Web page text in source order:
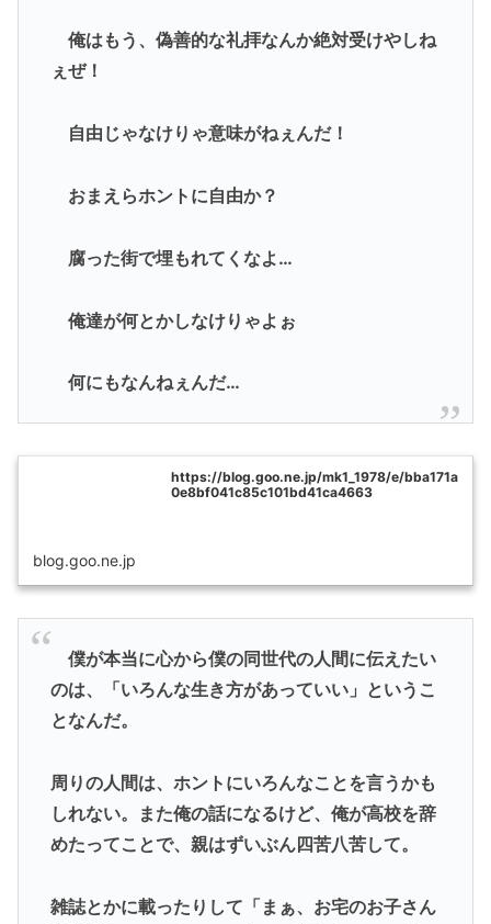
俺はもう、偽善的な礼拝なんか絶対受けやしね
ぇぜ！
自由じゃなけりゃ意味がねぇんだ！
おまえらホントに自由か？
腐った街で埋もれてくなよ…
俺達が何とかしなけりゃよぉ
何にもなんねぇんだ…
https://blog.goo.ne.jp/mk1_1978/e/bba171a
0e8bf041c85c101bd41ca4663
blog.goo.ne.jp
僕が本当に心から僕の同世代の人間に伝えたい
のは、「いろんな生き方があっていい」というこ
となんだ。
周りの人間は、ホントにいろんなことを言うかも
しれない。また俺の話になるけど、俺が高校を辞
めたってことで、親はずいぶん四苦八苦して。
雑誌とかに載ったりして「まぁ、お宅のお子さん